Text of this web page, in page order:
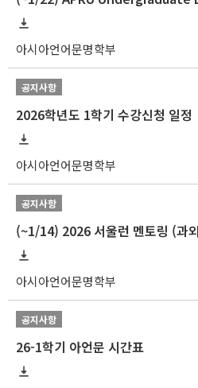
아시아언어문명학부
공지사항
2026학년도 1학기 수강신청 일정
아시아언어문명학부
공지사항
(~1/14) 2026 서울런 멘토링 (과
아시아언어문명학부
공지사항
26-1학기 아언문 시간표